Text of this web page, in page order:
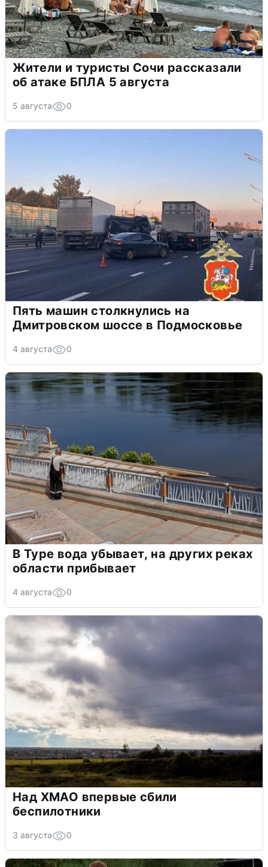
Жители и туристы Сочи рассказали
об атаке БПЛА 5 августа
5 августа 0
Пять машин столкнулись на
Дмитровском шоссе в Подмосковье
4 августа 0
В Туре вода убывает, на других реках
области прибывает
4 августа 0
Над ХМАО впервые сбили
беспилотники
3 августа 0